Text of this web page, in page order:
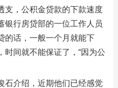
支，公积金贷款的下款速度
银行房贷部的一位工作人员
的话，一般一个月就能下
时间就不能保证了，“因为公
石介绍，近期他们已经感觉